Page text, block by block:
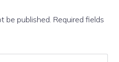
be published. Required fields